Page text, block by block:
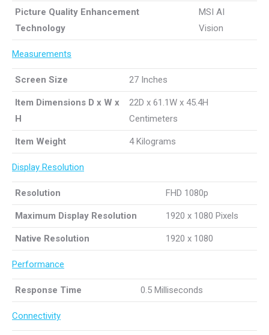
Picture Quality Enhancement
Technology
MSI AI
Vision
Measurements
Screen Size 27 Inches
Item Dimensions D x W x
H
22D x 61.1W x 45.4H
Centimeters
Item Weight 4 Kilograms
Display Resolution
Resolution FHD 1080p
Maximum Display Resolution 1920 x 1080 Pixels
Native Resolution 1920 x 1080
Performance
Response Time 0.5 Milliseconds
Connectivity